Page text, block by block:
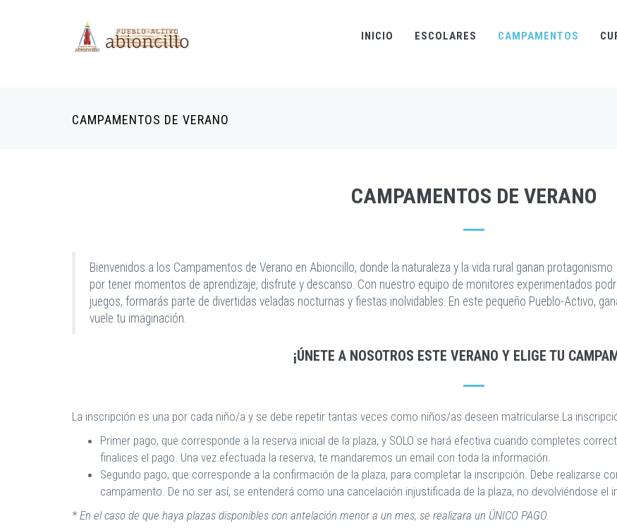
Pasar al contenido principal
INICIO ESCOLARES CAMPAMENTOS
CAMPAMENTOS DE VERANO
CAMPAMENTOS DE VERANO
Bienvenidos a los Campamentos de Verano en Abioncillo, donde la naturaleza y la vida rural ganan
por tener momentos de aprendizaje, disfrute y descanso. Con nuestro equipo de monitores experimentados
juegos, formarás parte de divertidas veladas nocturnas y fiestas inolvidables. En este pequeño Pueblo-Activo,
vuele tu imaginación.
¡ÚNETE A NOSOTROS ESTE VERANO Y ELIGE TU
La inscripción es una por cada niño/a y se debe repetir tantas veces como niños/as deseen matricularse.La
Primer pago, que corresponde a la reserva inicial de la plaza, y SOLO se hará efectiva cuando completes
finalices el pago. Una vez efectuada la reserva, te mandaremos un email con toda la información.
Segundo pago, que corresponde a la confirmación de la plaza, para completar la inscripción. Debe realizarse
campamento. De no ser así, se entenderá como una cancelación injustificada de la plaza, no devolviéndose el
* En el caso de que haya plazas disponibles con antelación menor a un mes, se realizara un ÚNICO PAGO.